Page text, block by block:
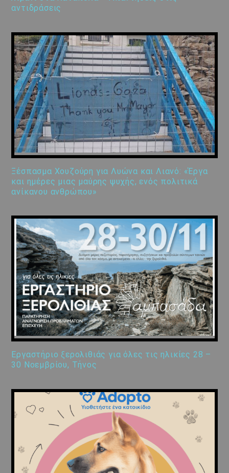
αντιδράσεις
Ξέσπασμα Χουζούρη για Λυώνα και Λιανό: «Έργα
και ημέρες μιας μαύρης ψυχής, ενός πολιτικά
ανίκανου ανθρώπου»
Εργαστήριο ξερολιθιάς για όλες τις ηλικίες 28 –
30 Νοεμβρίου, Τήνος